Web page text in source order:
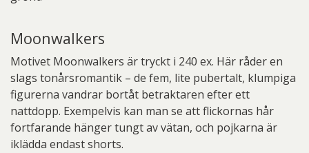
Moonwalkers
Motivet Moonwalkers är tryckt i 240 ex. Här råder en
slags tonårsromantik – de fem, lite pubertalt, klumpiga
figurerna vandrar bortåt betraktaren efter ett
nattdopp. Exempelvis kan man se att flickornas hår
fortfarande hänger tungt av vätan, och pojkarna är
iklädda endast shorts.